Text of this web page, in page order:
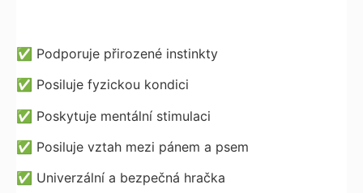
✅ Podporuje přirozené instinkty
✅ Posiluje fyzickou kondici
✅ Poskytuje mentální stimulaci
✅ Posiluje vztah mezi pánem a psem
✅ Univerzální a bezpečná hračka